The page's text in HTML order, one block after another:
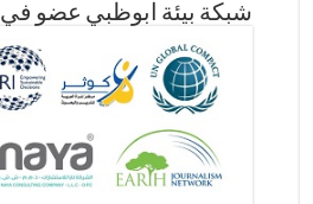
شبكة بيئة ابوظبي عضو في